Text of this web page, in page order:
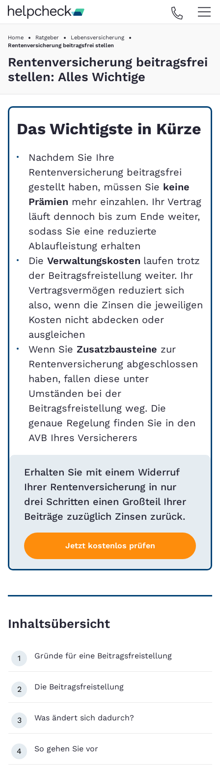
Home Ratgeber
Lebensversicherung
Rentenversicherung beitragsfrei stellen
Rentenversicherung beitragsfrei
stellen: Alles Wichtige
Das Wichtigste in Kürze
Nachdem Sie Ihre
Rentenversicherung beitragsfrei
gestellt haben, müssen Sie keine
Prämien mehr einzahlen. Ihr Vertrag
läuft dennoch bis zum Ende weiter,
sodass Sie eine reduzierte
Ablaufleistung erhalten
Die Verwaltungskosten laufen trotz
der Beitragsfreistellung weiter. Ihr
Vertragsvermögen reduziert sich
also, wenn die Zinsen die jeweiligen
Kosten nicht abdecken oder
ausgleichen
Wenn Sie Zusatzbausteine zur
Rentenversicherung abgeschlossen
haben, fallen diese unter
Umständen bei der
Beitragsfreistellung weg. Die
genaue Regelung finden Sie in den
AVB Ihres Versicherers
Erhalten Sie mit einem Widerruf
Ihrer Rentenversicherung in nur
drei Schritten einen Großteil Ihrer
Beiträge zuzüglich Zinsen zurück.
Jetzt kostenlos prüfen
Inhaltsübersicht
1 Gründe für eine Beitragsfreistellung
2 Die Beitragsfreistellung
3 Was ändert sich dadurch?
4 So gehen Sie vor